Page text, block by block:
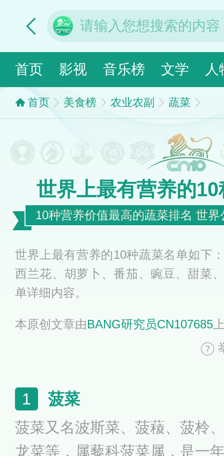
首页 影视 音乐榜 文学 人
首页 美食榜 农业农副 蔬菜
世界上最有营养的
10种营养价值最高的蔬菜排名 世
世界上最有营养的10种蔬菜名单如下
西兰花、胡萝卜、番茄、豌豆、甜菜
单详细内容。
本原创文章由BANG研究员CN107685
1 菠菜
菠菜又名波斯菜、菠薐、菠柃
龙菜等，属藜科菠菜属，是一